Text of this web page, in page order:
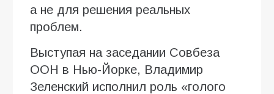
а не для решения реальных
проблем.
Выступая на заседании Совбеза
ООН в Нью-Йорке, Владимир
Зеленский исполнил роль «голого